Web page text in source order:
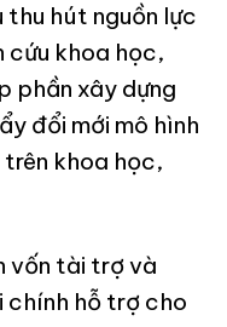
hút nguồn lực
cứu khoa học,
phần xây dựng
đổi mới mô hình
khoa học,
vốn tài trợ và
hỗ trợ cho